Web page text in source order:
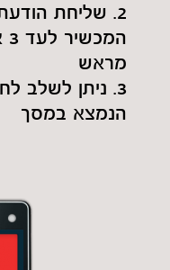
2. שליחת
מראש
3. ניתן לשלב
הנמצא במסך